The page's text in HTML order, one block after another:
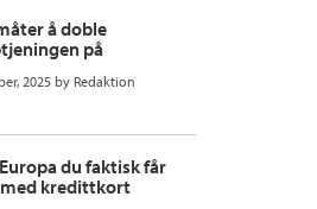
å doble
på
2025by Redaktion
du faktisk får
kredittkort